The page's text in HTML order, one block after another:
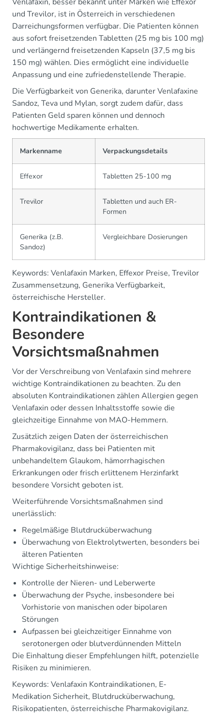
und Trevilor, ist in Österreich in verschiedenen
Darreichungsformen verfügbar. Die Patienten können
aus sofort freisetzenden Tabletten (25 mg bis 100 mg)
und verlängernd freisetzenden Kapseln (37,5 mg bis
150 mg) wählen. Dies ermöglicht eine individuelle
Anpassung und eine zufriedenstellende Therapie.
Die Verfügbarkeit von Generika, darunter Venlafaxine
Sandoz, Teva und Mylan, sorgt zudem dafür, dass
Patienten Geld sparen können und dennoch
hochwertige Medikamente erhalten.
Markenname Verpackungsdetails
Effexor Tabletten 25-100 mg
Trevilor
Tabletten und auch ER-
Formen
Generika (z.B.
Sandoz)
Vergleichbare Dosierungen
Keywords: Venlafaxin Marken, Effexor Preise, Trevilor
Zusammensetzung, Generika Verfügbarkeit,
österreichische Hersteller.
Kontraindikationen &
Besondere
Vorsichtsmaßnahmen
Vor der Verschreibung von Venlafaxin sind mehrere
wichtige Kontraindikationen zu beachten. Zu den
absoluten Kontraindikationen zählen Allergien gegen
Venlafaxin oder dessen Inhaltsstoffe sowie die
gleichzeitige Einnahme von MAO-Hemmern.
Zusätzlich zeigen Daten der österreichischen
Pharmakovigilanz, dass bei Patienten mit
unbehandeltem Glaukom, hämorrhagischen
Erkrankungen oder frisch erlittenem Herzinfarkt
besondere Vorsicht geboten ist.
Weiterführende Vorsichtsmaßnahmen sind
unerlässlich:
Regelmäßige Blutdrucküberwachung
Überwachung von Elektrolytwerten, besonders bei
älteren Patienten
Wichtige Sicherheitshinweise:
Kontrolle der Nieren- und Leberwerte
Überwachung der Psyche, insbesondere bei
Vorhistorie von manischen oder bipolaren
Störungen
Aufpassen bei gleichzeitiger Einnahme von
serotonergen oder blutverdünnenden Mitteln
Die Einhaltung dieser Empfehlungen hilft, potenzielle
Risiken zu minimieren.
Keywords: Venlafaxin Kontraindikationen, E-
Medikation Sicherheit, Blutdrucküberwachung,
Risikopatienten, österreichische Pharmakovigilanz.